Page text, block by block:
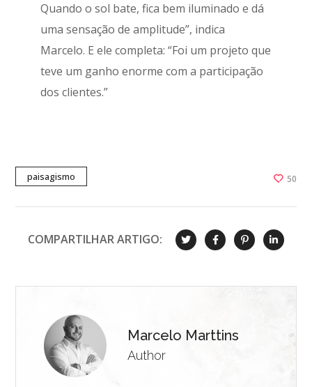
Quando o sol bate, fica bem iluminado e dá
uma sensação de amplitude”, indica
Marcelo. E ele completa: “Foi um projeto que
teve um ganho enorme com a participação
dos clientes.”
paisagismo 50
COMPARTILHAR ARTIGO:
Marcelo Marttins
Author